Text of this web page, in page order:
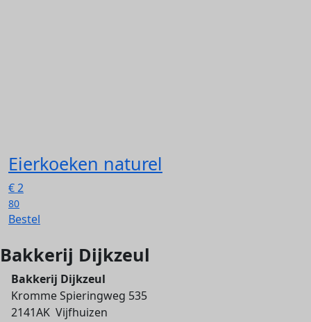
Eierkoeken naturel
€2
80
Bestel
Bakkerij Dijkzeul
Bakkerij Dijkzeul
Kromme Spieringweg 535
2141AK Vijfhuizen